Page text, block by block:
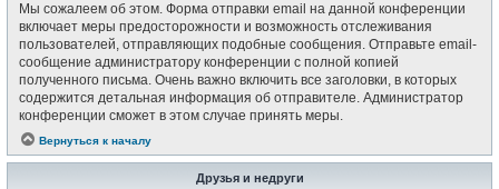
Мы сожалеем об этом. Форма отправки email на данной конференции
включает меры предосторожности и возможность отслеживания
пользователей, отправляющих подобные сообщения. Отправьте email-
сообщение администратору конференции с полной копией
полученного письма. Очень важно включить все заголовки, в которых
содержится детальная информация об отправителе. Администратор
конференции сможет в этом случае принять меры.
Вернуться к началу
Друзья и недруги